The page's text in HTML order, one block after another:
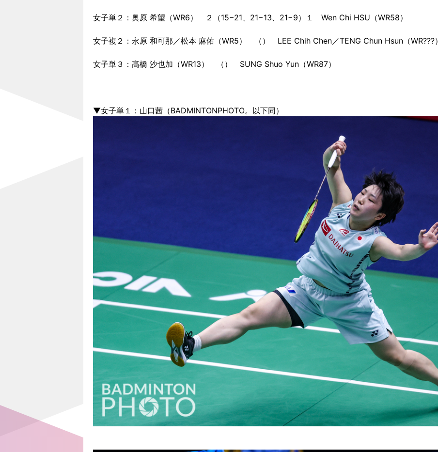
女子単２：奥原 希望（WR6） ２（15−21、21−13、21−9）１ Wen Chi HSU（WR58）
女子複２：永原 和可那／松本 麻佑（WR5） （） LEE Chih Chen／TENG Chun Hsun（WR???）
女子単３：髙橋 沙也加（WR13） （） SUNG Shuo Yun（WR87）
▼女子単１：山口茜（BADMINTONPHOTO。以下同）